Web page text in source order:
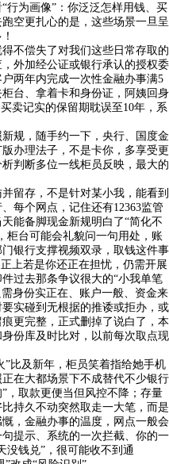
行为画像”：你泛泛怎样用钱、买
空更扎心的是，这些场景一旦呈
偿失了对我们这些日常存取的
外加经公证或银行承认的授权委
两年内完成一次性金融办事满5
台、拿着卡和身份证，阿姨回身
卖记实的保留期耽误至10年，系
，随手约一下，央行、国度金
办理法子，不是卡你，多享受更
判断多位一线柜员反映，最大的
存，不是针对某小我，能看到
每个网点，记住还有12363监管
能备脚现金新规明白了“简化不
柜台可能会礼貌问一句用处，账
银行支撑视频双录，取钱这件事
上若是你还正在担忧，仍需开展
过去那条争议很大的“小我单笔
身份实正在、账户一般、资金来
实碰到无根据的推诿或拒办，或
更完整，正式删掉了说白了，本
份库及时比对，以前每次取点现
及新年，柜员笑着指给她手机
在大都场景下不成替代不少银行
，取款更便当但风控不降；存量
持久不动突然取走一大笔，而是
，金融办事的温度，网点一般会
提示、系统的一次拦截、你的一
没钱兑”，很可能收不到通